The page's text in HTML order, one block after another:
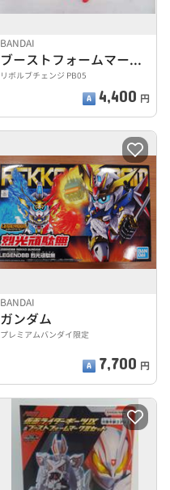
BANDAI
ブーストフォームマークII＆レーザーブーストセット
リボルブチェンジ PB05
4,400 円
BANDAI
ガンダム
プレミアムバンダイ限定
7,700 円